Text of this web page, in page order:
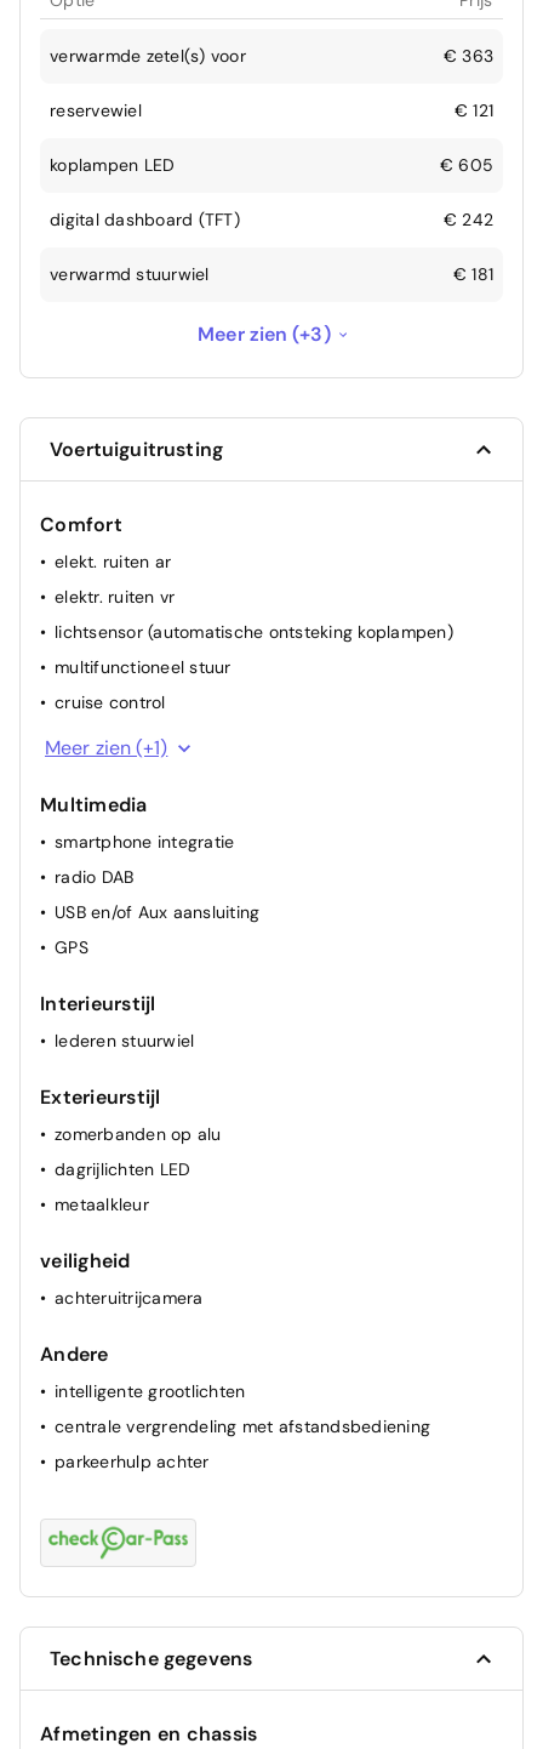
verwarmde zetel(s) voor € 363
reservewiel € 121
koplampen LED € 605
digital dashboard (TFT) € 242
verwarmd stuurwiel € 181
privacy ruiten achter
banden met tpms € 121
velgen 16 inch
Meer zien (+3)
Voertuiguitrusting
Comfort
elekt. ruiten ar
elektr. ruiten vr
lichtsensor (automatische ontsteking koplampen)
multifunctioneel stuur
cruise control
airconditioning (manueel)
Meer zien (+1)
Multimedia
smartphone integratie
radio DAB
USB en/of Aux aansluiting
GPS
Interieurstijl
lederen stuurwiel
Exterieurstijl
zomerbanden op alu
dagrijlichten LED
metaalkleur
veiligheid
achteruitrijcamera
Andere
intelligente grootlichten
centrale vergrendeling met afstandsbediening
parkeerhulp achter
Technische gegevens
Afmetingen en chassis